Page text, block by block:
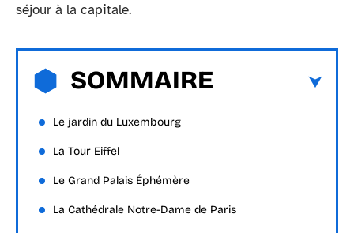
séjour à la capitale.
SOMMAIRE
Le jardin du Luxembourg
La Tour Eiffel
Le Grand Palais Éphémère
La Cathédrale Notre-Dame de Paris